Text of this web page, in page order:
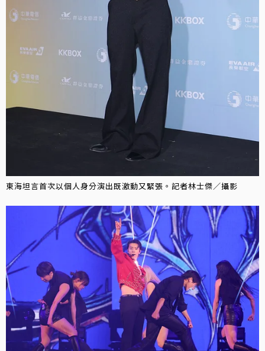
東海坦言首次以個人身分演出既激動又緊張。記者林士傑／攝影